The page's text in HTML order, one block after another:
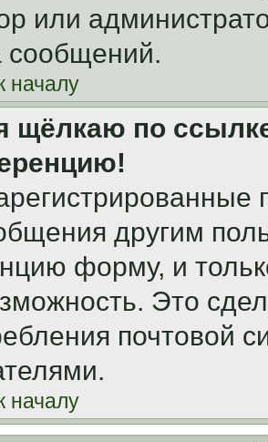
или
сообщений.
началу
щёлкаю по
другим
форму, и
Это
почтовой
началу